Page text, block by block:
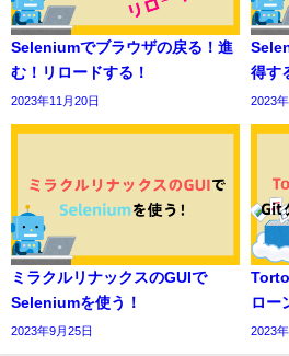
Seleniumでブラウザの戻る！進
む！リロードする！
2023年11月20日
得す
2023
ミラクルリナックスのGUIで
Seleniumを使う！
2023年9月25日
ロー
2023